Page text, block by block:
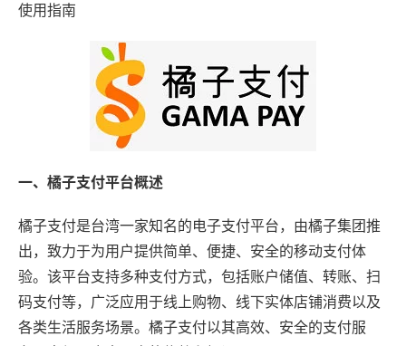
使用指南
一、橘子支付平台概述
橘子支付是台湾一家知名的电子支付平台，由橘子集团推
出，致力于为用户提供简单、便捷、安全的移动支付体
验。该平台支持多种支付方式，包括账户储值、转账、扫
码支付等，广泛应用于线上购物、线下实体店铺消费以及
各类生活服务场景。橘子支付以其高效、安全的支付服